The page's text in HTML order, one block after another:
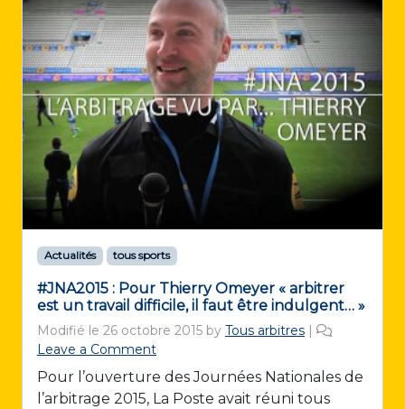
Actualités tous sports
#JNA2015 : Pour Thierry Omeyer « arbitrer
est un travail difficile, il faut être indulgent… »
Modifié le 26 octobre 2015 by Tous arbitres
Leave a Comment
Pour l’ouverture des Journées Nationales de
l’arbitrage 2015, La Poste avait réuni tous